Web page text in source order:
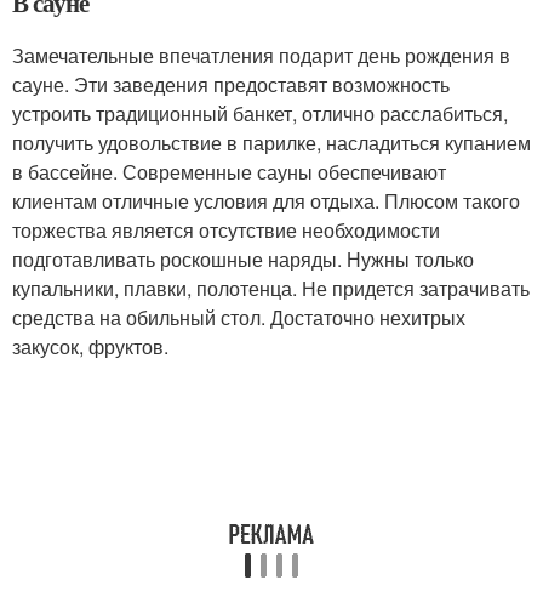
Замечательные впечатления подарит день рождения в
сауне. Эти заведения предоставят возможность
устроить традиционный банкет, отлично расслабиться,
получить удовольствие в парилке, насладиться купанием
в бассейне. Современные сауны обеспечивают
клиентам отличные условия для отдыха. Плюсом такого
торжества является отсутствие необходимости
подготавливать роскошные наряды. Нужны только
купальники, плавки, полотенца. Не придется затрачивать
средства на обильный стол. Достаточно нехитрых
закусок, фруктов.